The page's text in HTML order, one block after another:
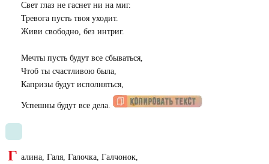
Свет глаз не гаснет ни на миг.
Тревога пусть твоя уходит.
Живи свободно, без интриг.
Мечты пусть будут все сбываться,
Чтоб ты счастливою была,
Капризы будут исполняться,
Успешны будут все дела.
Г алина, Галя, Галочка, Галчонок,